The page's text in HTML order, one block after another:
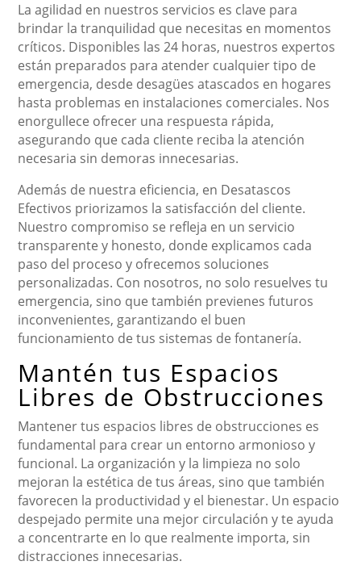
La agilidad en nuestros servicios es clave para
brindar la tranquilidad que necesitas en momentos
críticos. Disponibles las 24 horas, nuestros expertos
están preparados para atender cualquier tipo de
emergencia, desde desagües atascados en hogares
hasta problemas en instalaciones comerciales. Nos
enorgullece ofrecer una respuesta rápida,
asegurando que cada cliente reciba la atención
necesaria sin demoras innecesarias.
Además de nuestra eficiencia, en Desatascos
Efectivos priorizamos la satisfacción del cliente.
Nuestro compromiso se refleja en un servicio
transparente y honesto, donde explicamos cada
paso del proceso y ofrecemos soluciones
personalizadas. Con nosotros, no solo resuelves tu
emergencia, sino que también previenes futuros
inconvenientes, garantizando el buen
funcionamiento de tus sistemas de fontanería.
Mantén tus Espacios
Libres de Obstrucciones
Mantener tus espacios libres de obstrucciones es
fundamental para crear un entorno armonioso y
funcional. La organización y la limpieza no solo
mejoran la estética de tus áreas, sino que también
favorecen la productividad y el bienestar. Un espacio
despejado permite una mejor circulación y te ayuda
a concentrarte en lo que realmente importa, sin
distracciones innecesarias.